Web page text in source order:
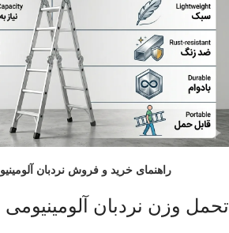
راهنمای خرید و فروش نردبان
تحمل وزن نردبان